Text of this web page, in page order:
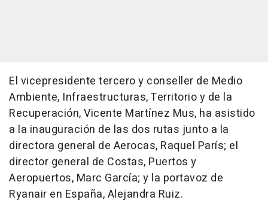
El vicepresidente tercero y conseller de Medio
Ambiente, Infraestructuras, Territorio y de la
Recuperación, Vicente Martínez Mus, ha asistido
a la inauguración de las dos rutas junto a la
directora general de Aerocas, Raquel París; el
director general de Costas, Puertos y
Aeropuertos, Marc García; y la portavoz de
Ryanair en España, Alejandra Ruiz.